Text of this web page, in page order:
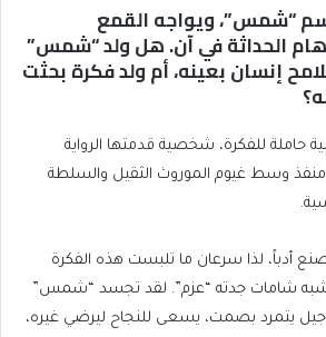
“شمس”، ويواجه القمع
الحداثة في آن. هل ولد “شمس”
إنسان بعينه، أم ولد فكرة بحثت
للفكرة، شخصية قدمتها الرواية
وسط غيوم الموروث الثقيل والسلطة
أدباً، لذا سرعان ما تلبست هذه الفكرة
شامات جدته “عزم”. لقد تجسد “شمس”
يتمرد بصمت، يسعى للنجاح ليرضي غيره،